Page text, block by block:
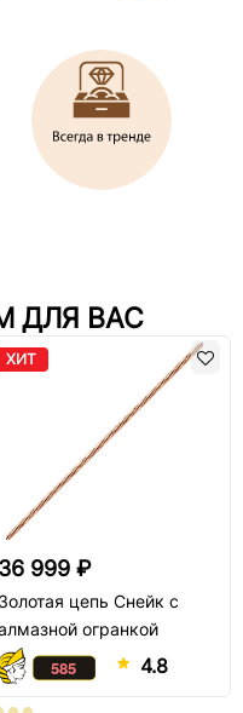
ДЛЯ ВАС
ХИТ
36 999 ₽
Золотая цепь Снейк с
огранкой
4.8